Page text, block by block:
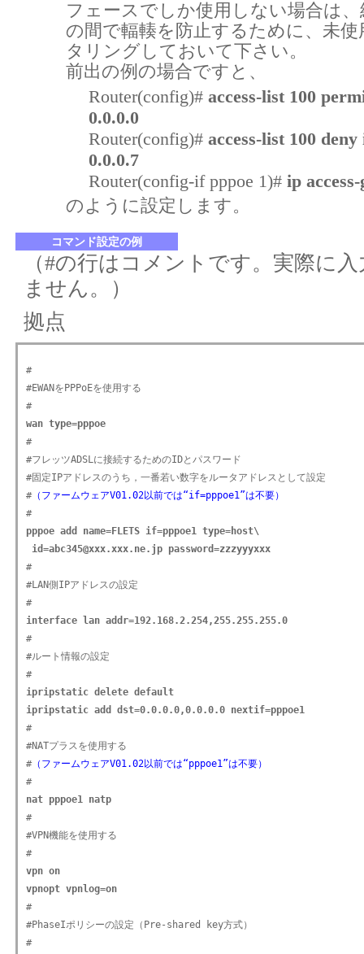
フェースでしか使用しない場合は、
の間で輻輳を防止するために、未
タリングしておいて下さい。
前出の例の場合ですと、
Router(config)# access-list 100
0.0.0.0
Router(config)# access-list 100
0.0.0.7
Router(config-if pppoe 1)# ip
のように設定します。
コマンド設定の例
（#の行はコメントです。実際に
ません。）
拠点
#
#EWANをPPPoEを使用する
wan type=pppoe
#
#フレッツADSLに接続するためのIDとパスワード
#固定IPアドレスのうち，一番若い数字をルータアドレスとして設定
#（ファームウェアV01.02以前では“if=pppoe1”は不要）
pppoe add name=FLETS if=pppoe1 type=host\
id=abc345@xxx.xxx.ne.jp password=zzzyyyxxx
#
#LAN側IPアドレスの設定
interface lan addr=192.168.2.254,255.255.255.0
#
#ルート情報の設定
ipripstatic delete default
ipripstatic add dst=0.0.0.0,0.0.0.0 nextif=pppoe1
#
#NATプラスを使用する
#（ファームウェアV01.02以前では“pppoe1”は不要）
nat pppoe1 natp
#
#VPN機能を使用する
vpn on
vpnopt vpnlog=on
#
#PhaseIポリシーの設定（Pre-shared key方式）